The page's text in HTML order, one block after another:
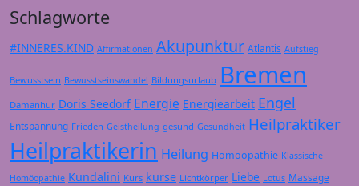
Schlagworte
#INNERES.KIND Affirmationen Akupunktur Atlantis Aufstieg
Bewusstsein Bewusstseinswandel Bildungsurlaub Bremen
Damanhur Doris Seedorf Energie Energiearbeit Engel
Entspannung Frieden Geistheilung gesund Gesundheit Heilpraktiker
Heilpraktikerin Heilung Homöopathie Klassische
Homöopathie Kundalini Kurs kurse Lichtkörper Liebe Lotus Massage